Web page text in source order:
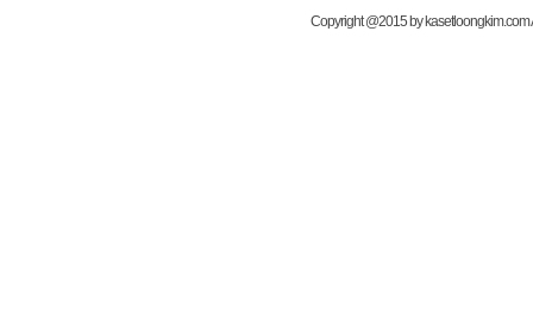
Copyright @2015 by kasetloongkim.com